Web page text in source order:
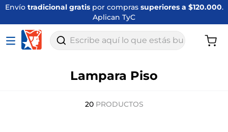
Envío tradicional gratispor compras superiores a $120.000.
Aplican TyC
Escribe aquí lo que estás buscando
Lampara Piso
20 PRODUCTOS